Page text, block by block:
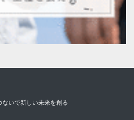
いで新しい未来を創る